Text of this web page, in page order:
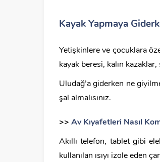
Kayak Yapmaya
Yetişkinlere ve çocuklara
kayak beresi, kalın
Uludağ’a giderken ne
şal almalısınız.
>> Av Kıyafetleri Nasıl
Akıllı telefon, tablet gibi
kullanılan ısıyı izole eden